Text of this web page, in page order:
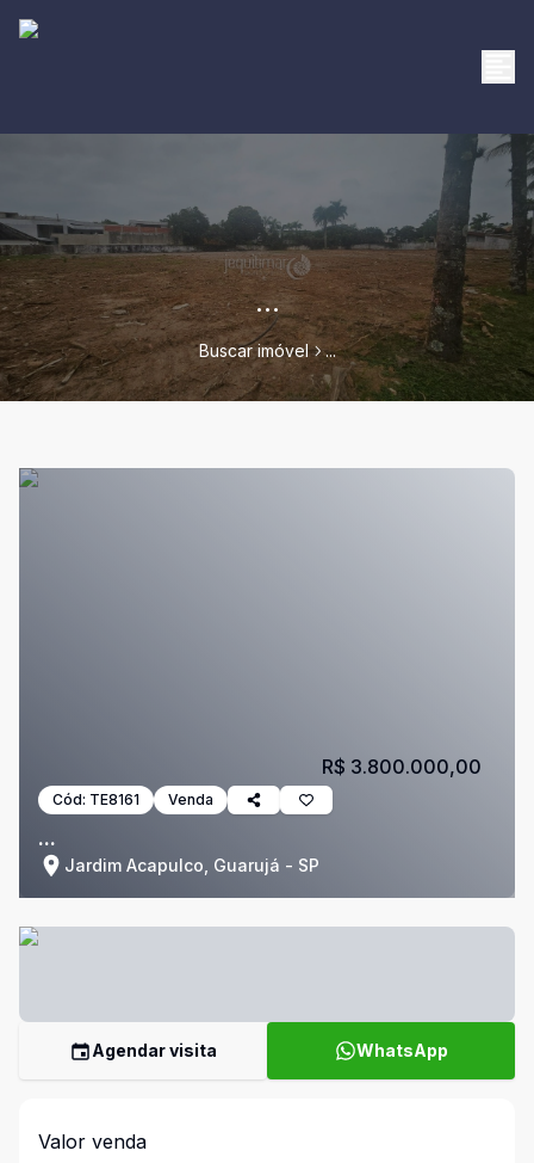
...
Buscar imóvel ...
Cód: TE8161 Venda
...
Jardim Acapulco, Guarujá - SP
R$ 3.800.000,00
Agendar visita WhatsApp
Valor venda